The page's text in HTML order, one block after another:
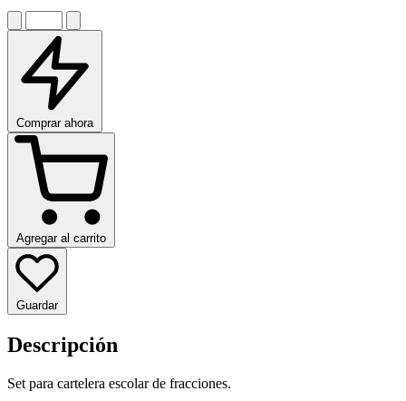
Comprar ahora
Agregar al carrito
Guardar
Descripción
Set para cartelera escolar de fracciones.